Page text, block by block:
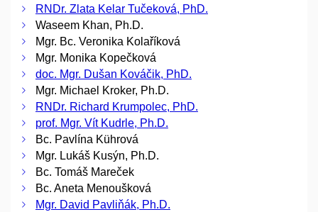
RNDr. Zlata Kelar Tučeková, PhD.
Waseem Khan, Ph.D.
Mgr. Bc. Veronika Kolaříková
Mgr. Monika Kopečková
doc. Mgr. Dušan Kováčik, PhD.
Mgr. Michael Kroker, Ph.D.
RNDr. Richard Krumpolec, PhD.
prof. Mgr. Vít Kudrle, Ph.D.
Bc. Pavlína Kührová
Mgr. Lukáš Kusýn, Ph.D.
Bc. Tomáš Mareček
Bc. Aneta Menoušková
Mgr. David Pavliňák, Ph.D.